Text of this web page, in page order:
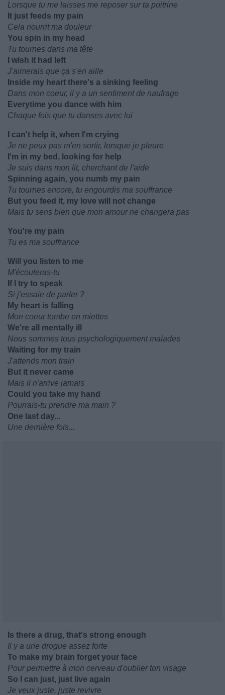
Lorsque tu me laisses me reposer sur ta poitrine
It just feeds my pain
Cela nourrit ma douleur
You spin in my head
Tu tournes dans ma tête
I wish it had left
J'aimerais que ça s'en aille
Inside my heart there's a sinking feeling
Dans mon coeur, il y a un sentiment de naufrage
Everytime you dance with him
Chaque fois que tu danses avec lui
I can't help it, when I'm crying
Je ne peux pas m'en sortir, lorsque je pleure
I'm in my bed, looking for help
Je suis dans mon lit, cherchant de l'aide
Spinning again, you numb my pain
Tu tournes encore, tu engourdis ma souffrance
But you feed it, my love will not change
Mais tu sens bien que mon amour ne changera pas
You're my pain
Tu es ma souffrance
Will you listen to me
M'écouteras-tu
If I try to speak
Si j'essaie de parler ?
My heart is falling
Mon coeur tombe en miettes
We're all mentally ill
Nous sommes tous psychologiquement malades
Waiting for my train
J'attends mon train
But it never came
Mais il n'arrive jamais
Could you take my hand
Pourrais-tu prendre ma main ?
One last day...
Une dernière fois...
Is there a drug, that's strong enough
Il y a une drogue assez forte
To make my brain forget your face
Pour permettre à mon cerveau d'oublier ton visage
So I can just, just live again
Je veux juste, juste revivre